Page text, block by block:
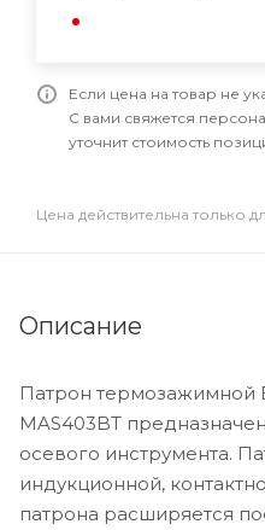
Если цена на товар не
С вами свяжется
уточнит стоимость
Цена действительна только
Описание
Патрон термозажимной
MAS403BT
осевого инструмента.
индукционной,
патрона расширяется